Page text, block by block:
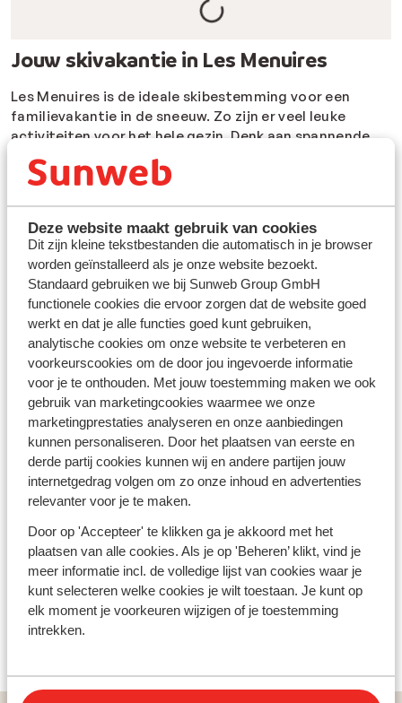
Deze website maakt gebruik van cookies
Dit zijn kleine tekstbestanden die automatisch in je browser
worden geïnstalleerd als je onze website bezoekt.
Standaard gebruiken we bij Sunweb Group GmbH
functionele cookies die ervoor zorgen dat de website goed
werkt en dat je alle functies goed kunt gebruiken,
analytische cookies om onze website te verbeteren en
voorkeurscookies om de door jou ingevoerde informatie
voor je te onthouden. Met jouw toestemming maken we ook
gebruik van marketingcookies waarmee we onze
marketingprestaties analyseren en onze aanbiedingen
kunnen personaliseren. Door het plaatsen van eerste en
derde partij cookies kunnen wij en andere partijen jouw
internetgedrag volgen om zo onze inhoud en advertenties
relevanter voor je te maken.
Door op 'Accepteer' te klikken ga je akkoord met het
plaatsen van alle cookies. Als je op 'Beheren’ klikt, vind je
meer informatie incl. de volledige lijst van cookies waar je
kunt selecteren welke cookies je wilt toestaan. Je kunt op
elk moment je voorkeuren wijzigen of je toestemming
intrekken.
Jouw skivakantie in Les Menuires
Les Menuires is de ideale skibestemming voor een
familievakantie in de sneeuw. Zo zijn er veel leuke
activiteiten voor het hele gezin. Denk aan spannende
rodelbanen, avontuurlijke hondensledetochten en
mooie toerski-routes. Elke dinsdag en donderdag
je af wanneer je naar Les Menuires moet gaan?
schoolvakantieszijn de perfecte tijd om met je gezin
samen van de sneeuw te genieten. Wacht niet langer en
boek een skivakantie naar Les Menuires!
Waarom kiezen voor Les Menuires in Frankrijk?
Er zijn veel goede redenen om voorLes Menuireste
kiezen. Dit skigebied is perfect voor families! Ongeacht
waar je verblijft via Sunweb, je bent altijd dichtbij de
pistes. Les Menuires is autovrij, wat betekent dat je
lekker te voet het dorp kunt verkennen, naar de winkels
en restaurants kunt gaan en de gezellige sfeer kunt
opsnuiven. Daarnaast zijn er pistes voor elk niveau, dus
zowel beginners als ervaren skiërs kunnen genieten. En
Frankrijk zijn er skiles opties in verschillende talen.
Maak je klaar voor een onvergetelijke ervaring!
Bekijk aanbod Les Menuires